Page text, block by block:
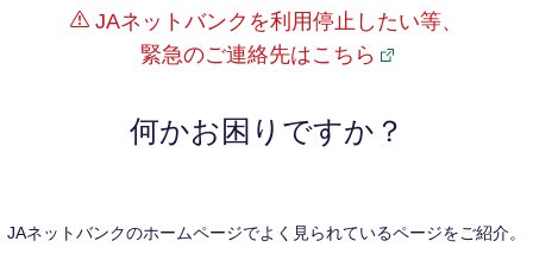
JAネットバンクを利用停止したい等、
緊急のご連絡先はこちら
何かお困りですか？
JAネットバンクのホームページでよく見られているページをご紹介。